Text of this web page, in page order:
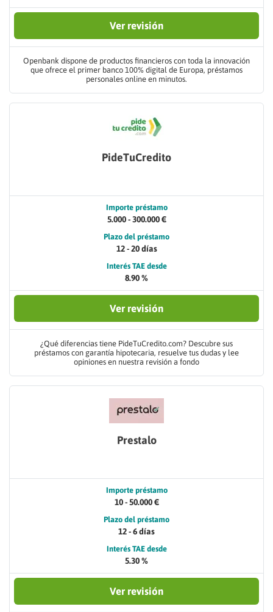
Ver revisión
Openbank dispone de productos financieros con toda la innovación
que ofrece el primer banco 100% digital de Europa, préstamos
personales online en minutos.
PideTuCredito
Importe préstamo
5.000 - 300.000 €
Plazo del préstamo
12 - 20 días
Interés TAE desde
8.90 %
Ver revisión
¿Qué diferencias tiene PideTuCredito.com? Descubre sus
préstamos con garantía hipotecaria, resuelve tus dudas y lee
opiniones en nuestra revisión a fondo
Prestalo
Importe préstamo
10 - 50.000 €
Plazo del préstamo
12 - 6 días
Interés TAE desde
5.30 %
Ver revisión